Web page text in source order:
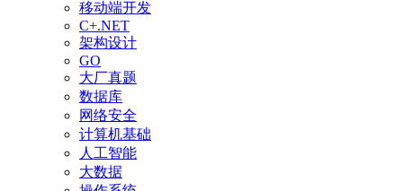
移动端开发
C+.NET
架构设计
GO
大厂真题
数据库
网络安全
计算机基础
人工智能
大数据